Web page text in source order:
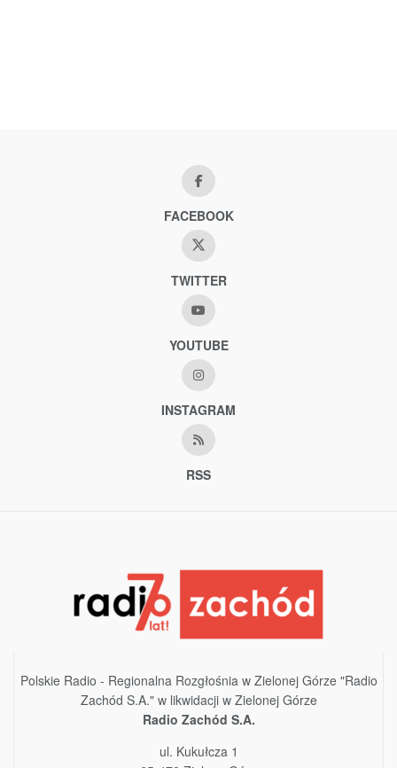
FACEBOOK
TWITTER
YOUTUBE
INSTAGRAM
RSS
Polskie Radio - Regionalna Rozgłośnia w Zielonej Górze "Radio
Zachód S.A." w likwidacji w Zielonej Górze
Radio Zachód S.A.
ul. Kukułcza 1